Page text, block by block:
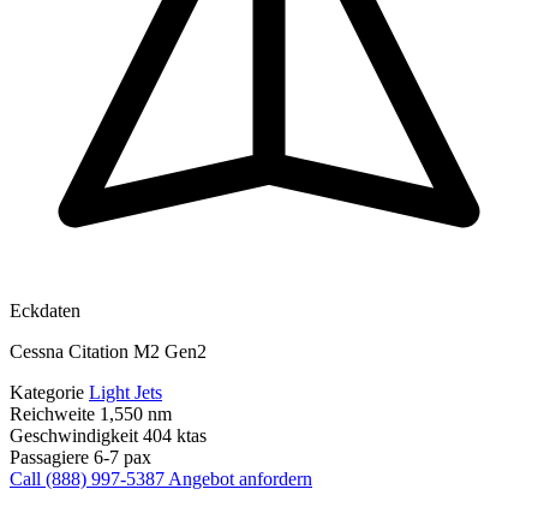
Eckdaten
Cessna Citation M2 Gen2
Kategorie Light Jets
Reichweite 1,550 nm
Geschwindigkeit 404 ktas
Passagiere 6-7 pax
Call (888) 997-5387 Angebot anfordern